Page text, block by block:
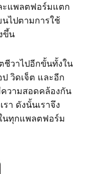
ะแพลตฟอร์มแตก
นไปตามการใช้
ขึ้น
วาไปอีกขั้นทั้งใน
วิดเจ็ต และอีก
วามสอดคล้องกัน
า ดังนั้นเราจึง
นทุกแพลตฟอร์ม